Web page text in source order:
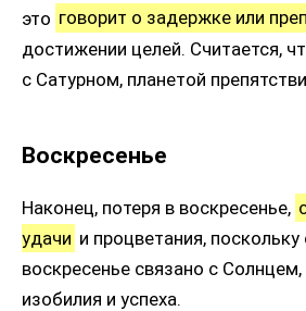
это говорит о задержке или
достижении целей. Считается,
с Сатурном, планетой
Воскресенье
Наконец, потеря в воскресенье,
удачи и процветания, поскольку
воскресенье связано с Солнцем,
изобилия и успеха.